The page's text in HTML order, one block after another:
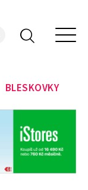
BLESKOVKY